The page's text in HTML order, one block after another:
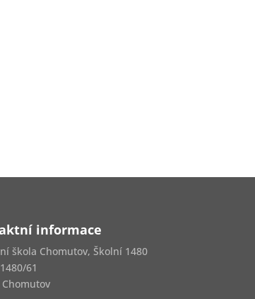
informace
škola Chomutov, Školní 1480
61